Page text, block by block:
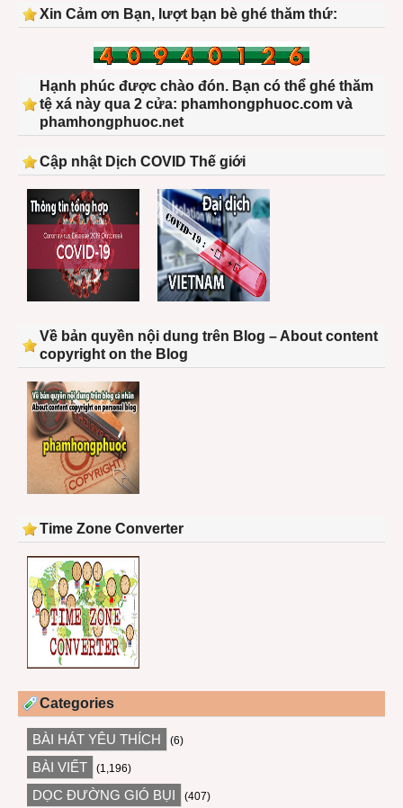
Xin Cảm ơn Bạn, lượt bạn bè ghé thăm thứ:
Hạnh phúc được chào đón. Bạn có thể ghé thăm
tệ xá này qua 2 cửa: phamhongphuoc.com và
phamhongphuoc.net
Cập nhật Dịch COVID Thế giới
Về bản quyền nội dung trên Blog – About content
copyright on the Blog
Time Zone Converter
Categories
BÀI HÁT YÊU THÍCH (6)
BÀI VIẾT (1,196)
DỌC ĐƯỜNG GIÓ BỤI (407)